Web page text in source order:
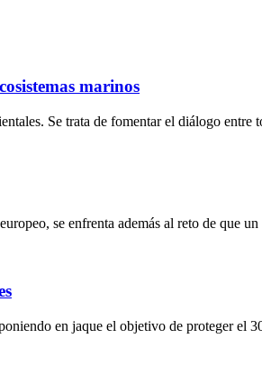
marinos
Se trata de fomentar el diálogo entre
se enfrenta además al reto de que
en jaque el objetivo de proteger el